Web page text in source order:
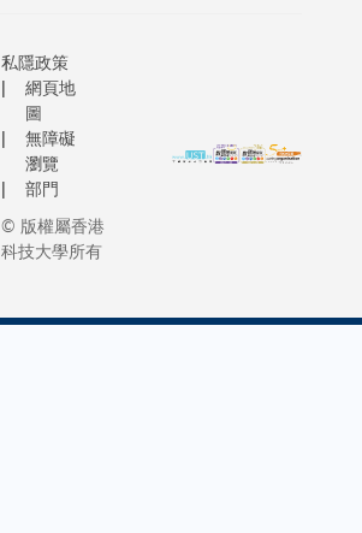
私隱政策
網頁地
圖
無障礙
瀏覽
部門
© 版權屬香港
科技大學所有